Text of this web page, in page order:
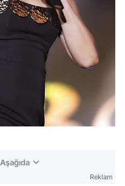
Reklam